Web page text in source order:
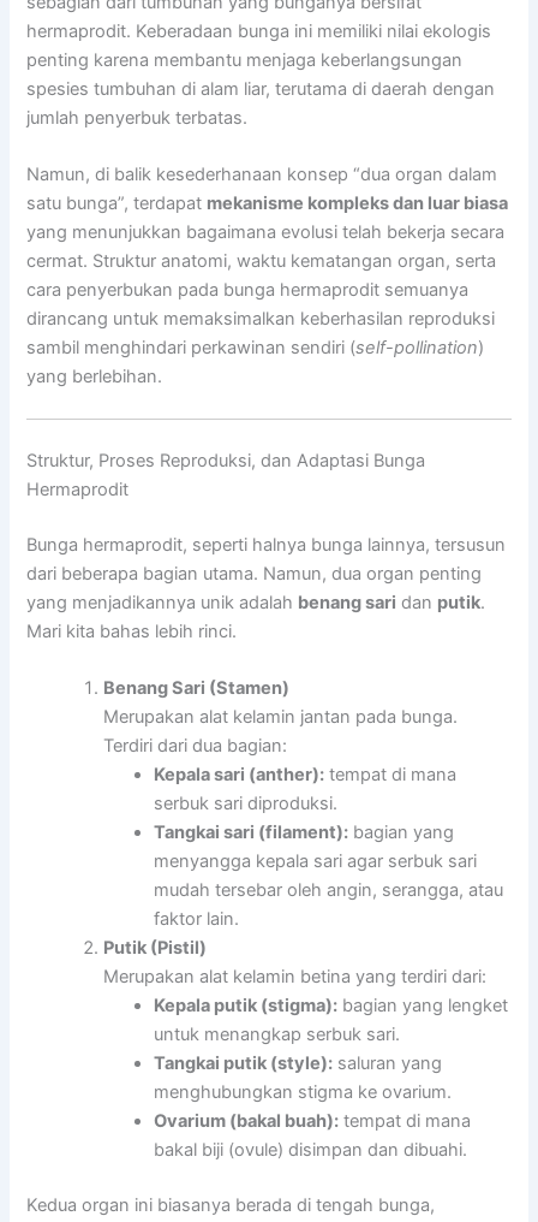
hermaprodit. Keberadaan bunga ini memiliki nilai ekologis
penting karena membantu menjaga keberlangsungan
spesies tumbuhan di alam liar, terutama di daerah dengan
jumlah penyerbuk terbatas.
Namun, di balik kesederhanaan konsep “dua organ dalam
satu bunga”, terdapat mekanisme kompleks dan luar biasa
yang menunjukkan bagaimana evolusi telah bekerja secara
cermat. Struktur anatomi, waktu kematangan organ, serta
cara penyerbukan pada bunga hermaprodit semuanya
dirancang untuk memaksimalkan keberhasilan reproduksi
sambil menghindari perkawinan sendiri (self-pollination)
yang berlebihan.
Struktur, Proses Reproduksi, dan Adaptasi Bunga
Hermaprodit
Bunga hermaprodit, seperti halnya bunga lainnya, tersusun
dari beberapa bagian utama. Namun, dua organ penting
yang menjadikannya unik adalah benang sari dan putik.
Mari kita bahas lebih rinci.
Benang Sari (Stamen)
Merupakan alat kelamin jantan pada bunga.
Terdiri dari dua bagian:
Kepala sari (anther): tempat di mana
serbuk sari diproduksi.
Tangkai sari (filament): bagian yang
menyangga kepala sari agar serbuk sari
mudah tersebar oleh angin, serangga, atau
faktor lain.
Putik (Pistil)
Merupakan alat kelamin betina yang terdiri dari:
Kepala putik (stigma): bagian yang lengket
untuk menangkap serbuk sari.
Tangkai putik (style): saluran yang
menghubungkan stigma ke ovarium.
Ovarium (bakal buah): tempat di mana
bakal biji (ovule) disimpan dan dibuahi.
Kedua organ ini biasanya berada di tengah bunga,